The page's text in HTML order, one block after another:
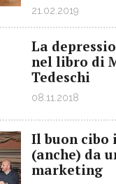
21.02.2019
La
nel libro di
Tedeschi
08.11.2018
Il buon cibo
(anche) da
marketing